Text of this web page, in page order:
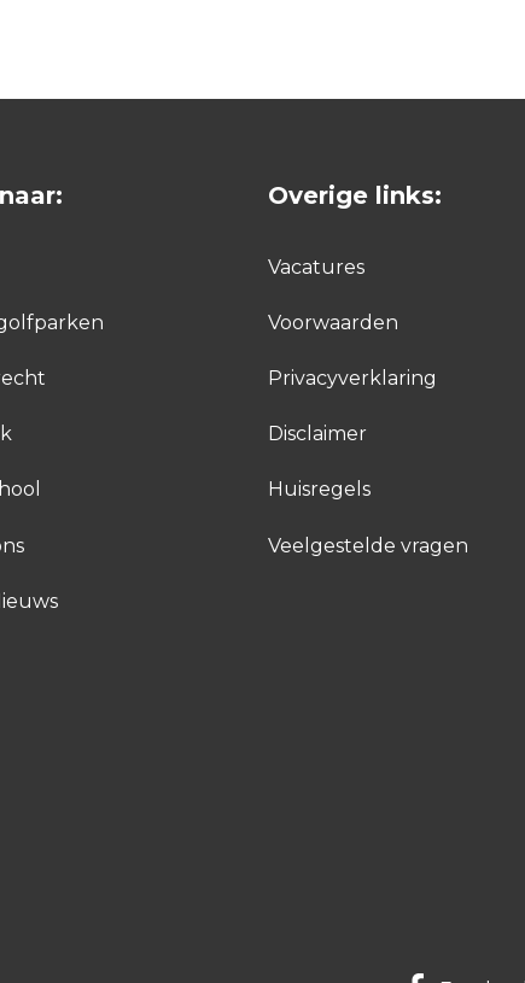
Overige links:
Vacatures
Voorwaarden
Privacyverklaring
Disclaimer
Huisregels
Veelgestelde vragen